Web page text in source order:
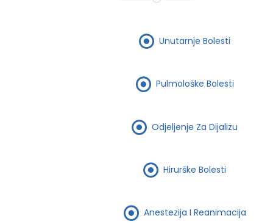
Unutarnje Bolesti
Pulmološke Bolesti
Odjeljenje Za Dijalizu
Hirurške Bolesti
Anestezija I Reanimacija